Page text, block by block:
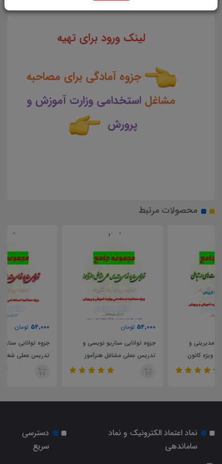
است.
لینک ورود برای تهیه
جزوه آمادگی برای مصاحبه
مشاغل استخدامی وزارت آموزش و
پرورش
محصولات مرتبط
جزوه توانایی سناریو نویسی و
تدریس عملی مشاغل هنرآموز
جزوه توانایی سناریو نویسی و
تدریس عملی شغل دبیری
نماد اعتماد الکترونیک و نماد
ساماندهی
دسترسی
سریع